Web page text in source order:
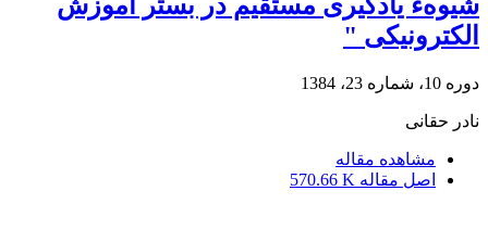
الکترونیکی "
دوره 10، شماره 23، 1384
نادر حقانى
مشاهده مقاله
اصل مقاله 570.66 K